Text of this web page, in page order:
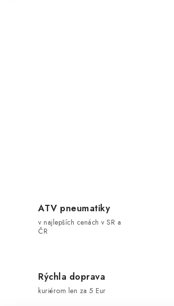
ATV pneumatiky
v najlepších cenách v SR a
ČR
Rýchla doprava
kuriérom len za 5 Eur